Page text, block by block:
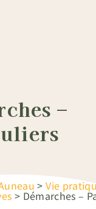
–
>Vie
> Démarches –